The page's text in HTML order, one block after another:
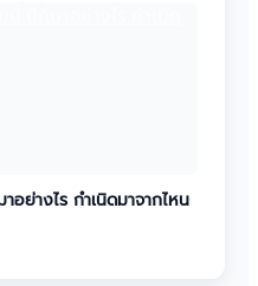
อย่างไร กำเนิดมาจากไหน